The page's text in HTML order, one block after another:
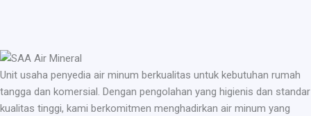
Unit usaha penyedia air minum berkualitas untuk kebutuhan rumah
tangga dan komersial. Dengan pengolahan yang higienis dan standar
kualitas tinggi, kami berkomitmen menghadirkan air minum yang